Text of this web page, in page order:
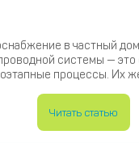
в частный
системы —
процессы. Их
Читать статью